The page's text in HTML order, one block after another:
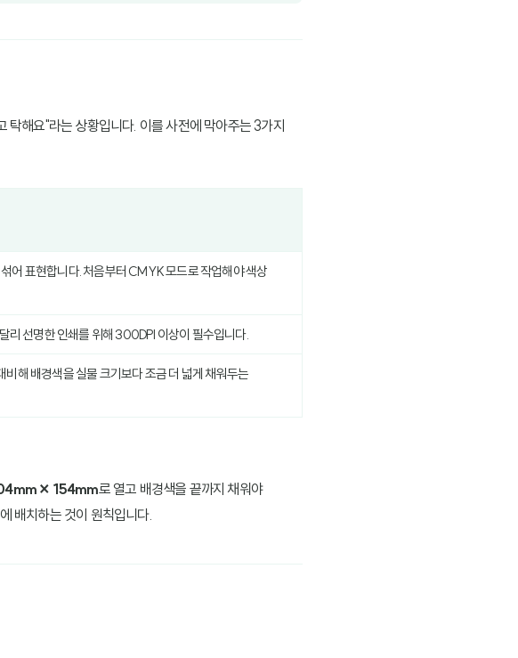
해요"라는 상황입니다. 이를 사전에 막아주는 3가지
어 표현합니다. 처음부터 CMYK 모드로 작업해야 색상
리 선명한 인쇄를 위해 300DPI 이상이 필수입니다.
해 배경색을 실물 크기보다 조금 더 넓게 채워두는
× 154mm로 열고 배경색을 끝까지 채워야
배치하는 것이 원칙입니다.